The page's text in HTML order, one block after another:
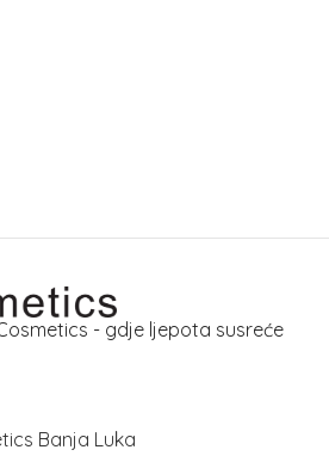
- gdje ljepota susreće
Banja Luka